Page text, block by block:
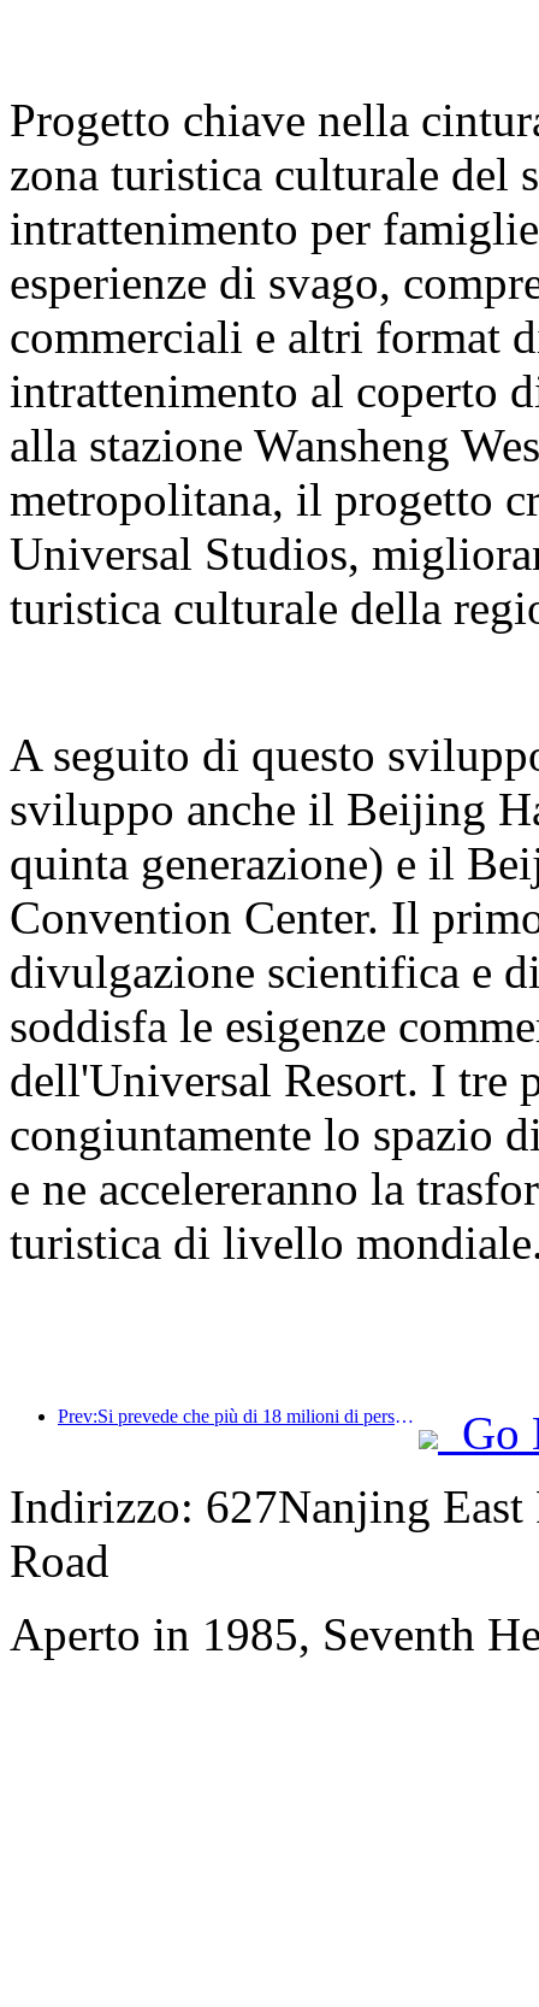
Progetto chiave nella
zona turistica culturale del
intrattenimento per
esperienze di svago,
commerciali e altri format
intrattenimento al coperto
alla stazione Wansheng
metropolitana, il progetto
Universal Studios,
turistica culturale della
A seguito di questo
sviluppo anche il Beijing
quinta generazione) e il
Convention Center. Il
divulgazione scientifica e
soddisfa le esigenze
dell'Universal Resort. I tre
congiuntamente lo spazio
e ne accelereranno la
turistica di livello
Prev:Si prevede che più di 18 milioni di persone entreranno e usciranno dal Paese durante i 9 giorni di festività della Festa di Primavera.
Go
Indirizzo: 627Nanjing
Road
Aperto in 1985, Seventh